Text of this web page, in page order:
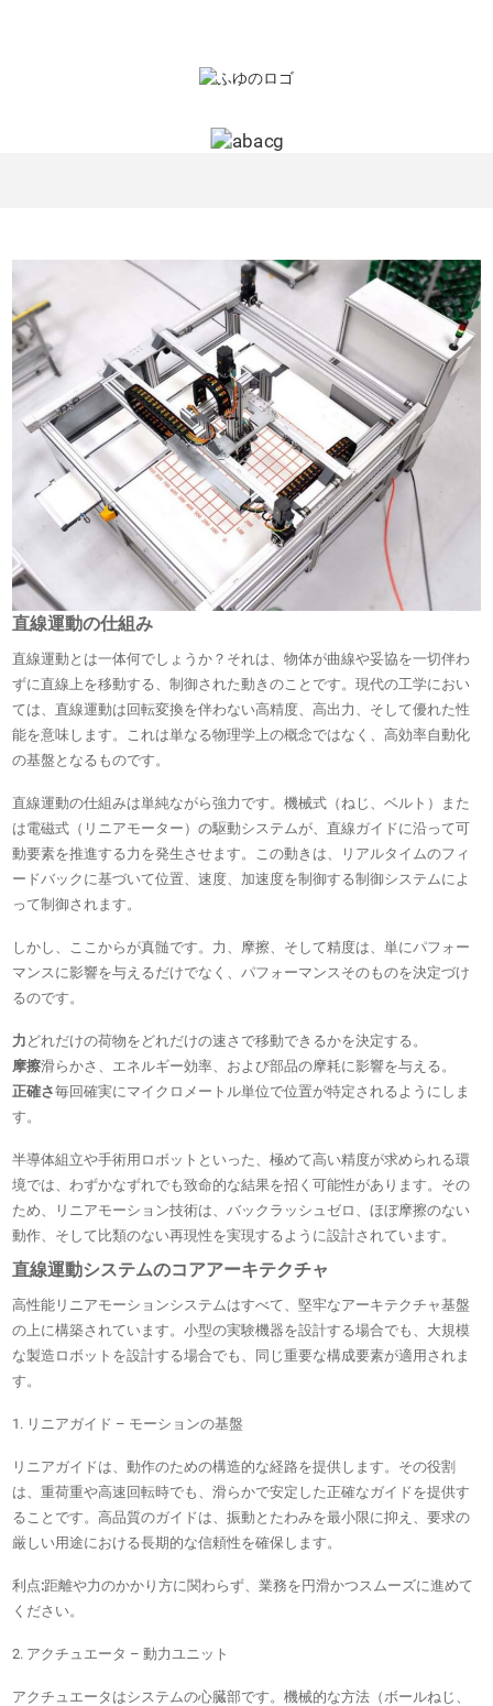
直線運動の仕組み
直線運動とは一体何でしょうか？それは、物体が曲線や妥協を一切伴わ
ずに直線上を移動する、制御された動きのことです。現代の工学におい
ては、直線運動は回転変換を伴わない高精度、高出力、そして優れた性
能を意味します。これは単なる物理学上の概念ではなく、高効率自動化
の基盤となるものです。
直線運動の仕組みは単純ながら強力です。機械式（ねじ、ベルト）また
は電磁式（リニアモーター）の駆動システムが、直線ガイドに沿って可
動要素を推進する力を発生させます。この動きは、リアルタイムのフィ
ードバックに基づいて位置、速度、加速度を制御する制御システムによ
って制御されます。
しかし、ここからが真髄です。力、摩擦、そして精度は、単にパフォー
マンスに影響を与えるだけでなく、パフォーマンスそのものを決定づけ
るのです。
力 どれだけの荷物をどれだけの速さで移動できるかを決定する。
摩擦滑らかさ、エネルギー効率、および部品の摩耗に影響を与える。
正確さ毎回確実にマイクロメートル単位で位置が特定されるようにしま
す。
半導体組立や手術用ロボットといっ​​た、極めて高い精度が求められる環
境では、わずかなずれでも致命的な結果を招く可能性があります。その
ため、リニアモーション技術は、バックラッシュゼロ、ほぼ摩擦のない
動作、そして比類のない再現性を実現するように設計されています。
直線運動システムのコアアーキテクチャ
高性能リニアモーションシステムはすべて、堅牢なアーキテクチャ基盤
の上に構築されています。小型の実験機器を設計する場合でも、大規模
な製造ロボットを設計する場合でも、同じ重要な構成要素が適用されま
す。
1. リニアガイド – モーションの基盤
リニアガイドは、動作のための構造的な経路を提供します。その役割
は、重荷重や高速回転時でも、滑らかで安定した正確なガイドを提供す
ることです。高品質のガイドは、振動とたわみを最小限に抑え、要求の
厳しい用途における長期的な信頼性を確保します。
利点:距離や力のかかり方に関わらず、業務を円滑かつスムーズに進めて
ください。
2. アクチュエータ – 動力ユニット
アクチュエータはシステムの心臓部です。機械的な方法（ボールねじ、